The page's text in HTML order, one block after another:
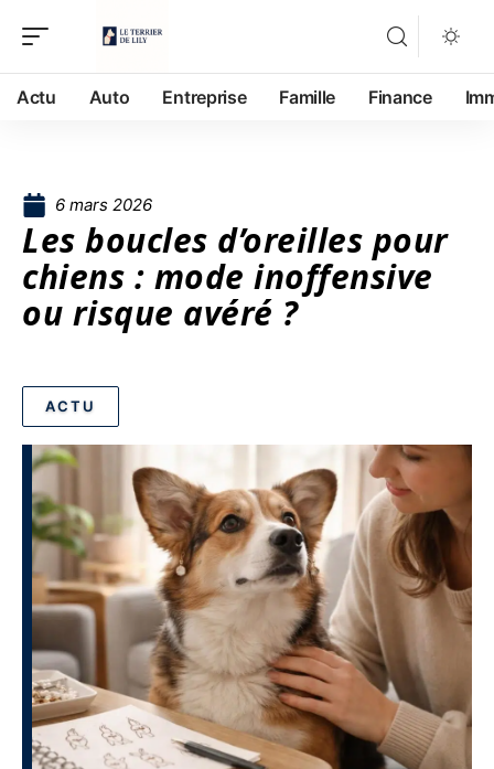
Actu Auto Entreprise Famille Finance
6 mars 2026
Les boucles d’oreilles pour
chiens : mode inoffensive
ou risque avéré ?
ACTU